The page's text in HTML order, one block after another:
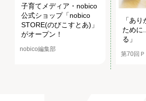
子育てメディア・nobico
公式ショップ「nobico
STORE(のびこすとあ)」
がオープン！
nobico編集部
「あ
ために
る」
第70回